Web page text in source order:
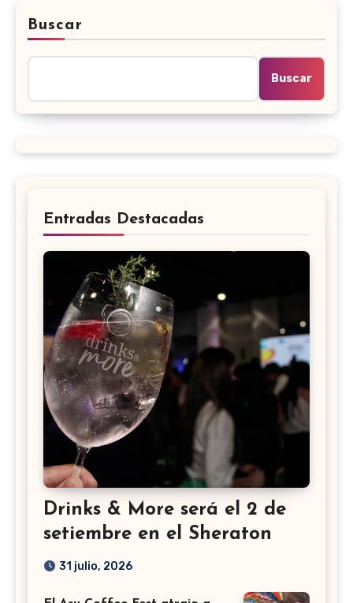
Buscar
Buscar
Entradas Destacadas
Drinks & More será el 2 de
setiembre en el Sheraton
31 julio, 2026